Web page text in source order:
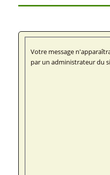
Votre message
par un administrateur du